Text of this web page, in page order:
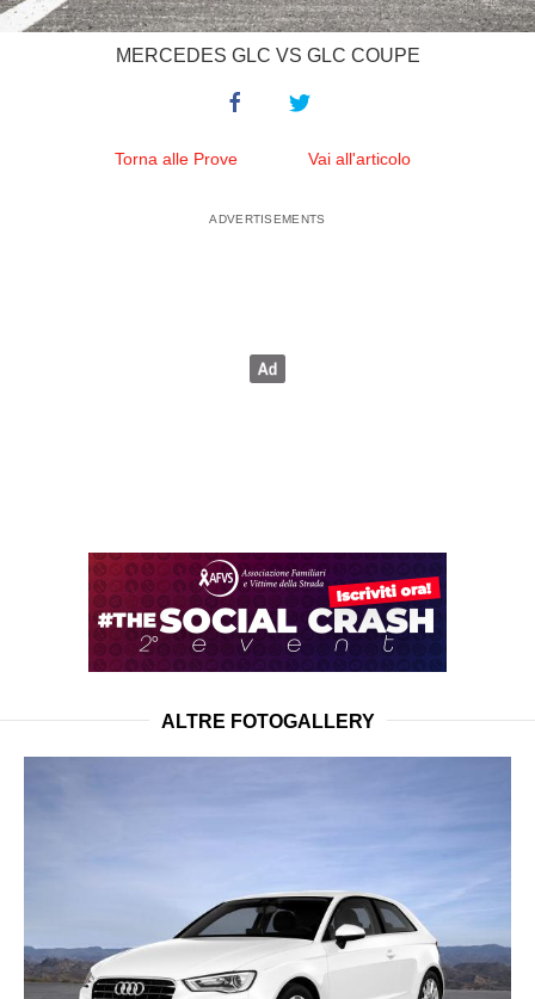
MERCEDES GLC VS GLC COUPE
Torna alle Prove Vai all'articolo
ALTRE FOTOGALLERY